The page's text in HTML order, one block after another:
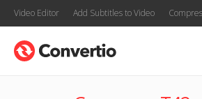
Video Editor Add Subtitles to Video